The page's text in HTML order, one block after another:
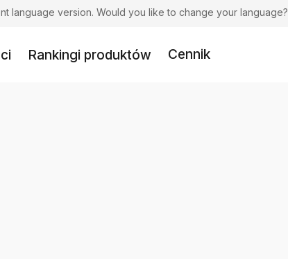
language version. Would you like to change your language?
Rankingi produktów Cennik